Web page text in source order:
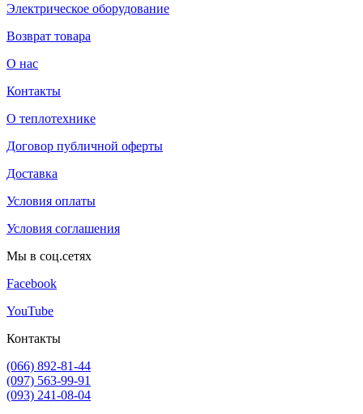
Электрическое оборудование
Возврат товара
О нас
Контакты
О теплотехнике
Договор публичной оферты
Доставка
Условия оплаты
Условия соглашения
Мы в соц.сетях
Facebook
YouTube
Контакты
(066) 892-81-44
(097) 563-99-91
(093) 241-08-04